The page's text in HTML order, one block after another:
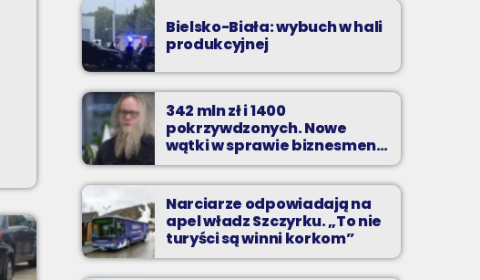
Bielsko-Biała: wybuch w hali
produkcyjnej
342 mln zł i 1400
pokrzywdzonych. Nowe
wątki w sprawie biznesmena
z Bielska-Białej
Narciarze odpowiadają na
apel władz Szczyrku. „To nie
turyści są winni korkom”